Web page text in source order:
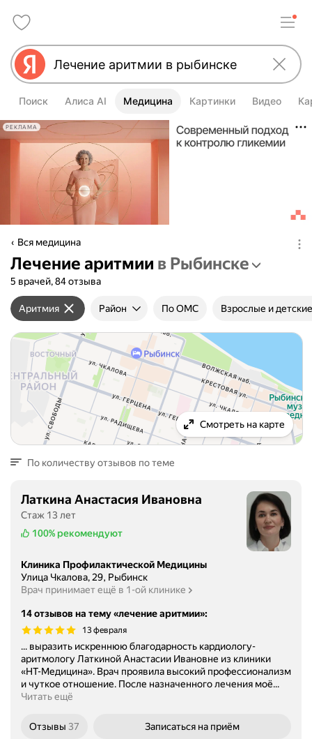
Поиск Алиса AI Медицина Картинки Видео
РЕКЛАМА
Вся медицина
Лечение аритмии в Рыбинске
5 врачей, 84 отзыва
Аритмия Район По ОМС Взрослые и детские
Смотреть на карте
По количеству отзывов по теме
Латкина Анастасия Ивановна
Стаж 13 лет
100% рекомендуют
Клиника Профилактической Медицины
Улица Чкалова, 29, Рыбинск
Врач принимает ещё в 1-ой клинике
14 отзывов на тему «лечение аритмии»:
13 февраля
... выразить искреннюю благодарность кардиологу-
аритмологу Латкиной Анастасии Ивановне из клиники
«НТ-Медицина». Врач проявила высокий профессионализм
и чуткое отношение. После назначенного лечения моё...
Читать ещё
Отзывы 37 Записаться на приём